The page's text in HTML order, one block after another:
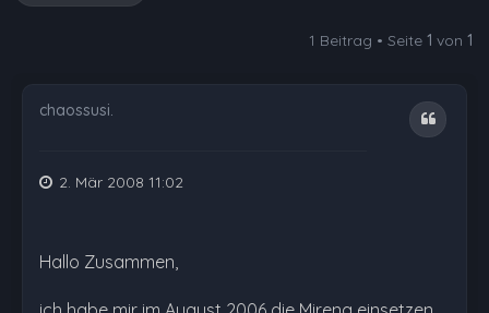
1 Beitrag • Seite 1 von 1
chaossusi. Zitat
2. Mär 2008 11:02
Hallo Zusammen,